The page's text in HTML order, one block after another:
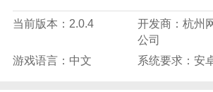
重装上阵王牌空战手机版游戏玩法
滚击破敌机；合理运用导弹、机炮与
当前版本：2.0.4
开发商：杭州
公司
游戏语言：中文
系统要求：安